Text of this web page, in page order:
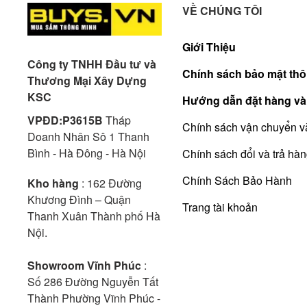
Công ty TNHH Đầu tư và
Thương Mại Xây Dựng
KSC
VPĐD:P3615B Tháp
Doanh Nhân Sô 1 Thanh
Bình - Hà Đông - Hà Nội
Kho hàng : 162 Đường
Khương Đình – Quận
Thanh Xuân Thành phố Hà
Nội.
Showroom Vĩnh Phúc :
Số 286 Đường Nguyễn Tất
Thành Phường Vĩnh Phúc -
VỀ CHÚNG TÔI
Giới Thiệu
Chính sách bảo mật
Hướng dẫn đặt hàng
Chính sách vận chuyển
Chính sách đổi và trả
Chính Sách Bảo Hành
Trang tài khoản